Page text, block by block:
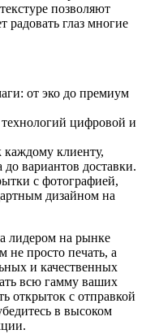
позволяют
радовать глаз многие
от эко до премиум
цифровой и
клиенту,
вариантов доставки.
с фотографией,
дизайном на
лидером на рынке
просто печать, а
и качественных
всю гамму ваших
открыток с отправкой
в высоком